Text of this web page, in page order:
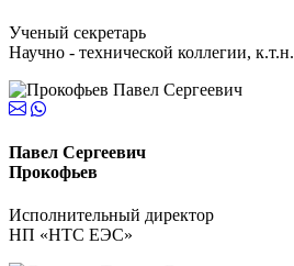
Ученый секретарь
Научно - технической коллегии, к.т.н.
Павел Сергеевич
Прокофьев
Исполнительный директор
НП «НТС ЕЭС»